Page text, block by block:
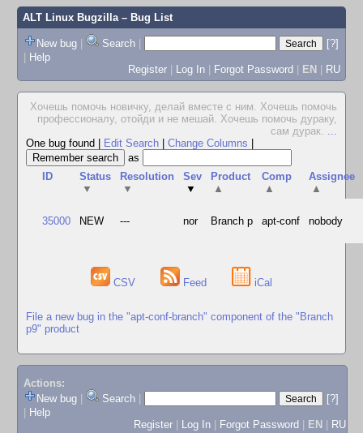
ALT Linux Bugzilla– Bug List
New bug | Search |
[?]
| Help
Register | Log In | Forgot Password | EN | RU
Хочешь помочь новичку, делай вместе с ним. Хочешь помочь
профессионалу, отойди и не мешай. Хочешь помочь дураку,
сам дурак. ...
One bug found
Edit Search Change Columns
as
ID
Status
▼
Resolution
▼
Sev
▼
Product
▲
Comp
▲
Assignee
▲
35000 NEW --- nor Branch p apt-conf nobody
CSV Feed iCal
File a new bug in the "apt-conf-branch" component of the "Branch
p9" product
Actions:
New bug
Search
[?]
Help
Register
Log In Forgot Password EN RU